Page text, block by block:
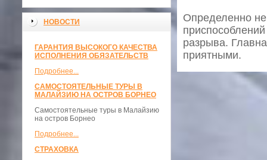
НОВОСТИ
ГАРАНТИЯ ВЫСОКОГО КАЧЕСТВА
ИСПОЛНЕНИЯ ОБЯЗАТЕЛЬСТВ
Подробнее...
САМОСТОЯТЕЛЬНЫЕ ТУРЫ В
МАЛАЙЗИЮ НА ОСТРОВ БОРНЕО
Самостоятельные туры в Малайзию
на остров Борнео
Подробнее...
СТРАХОВКА
Определенно не
разрыва.
приятными.